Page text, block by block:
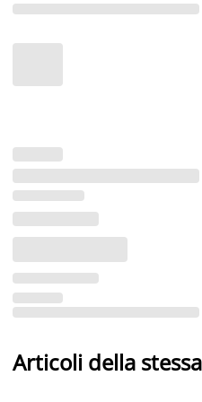
Articoli della